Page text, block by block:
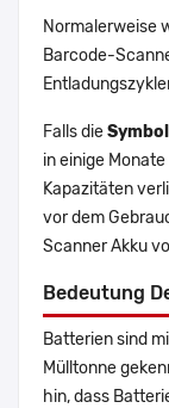
Normalerweise
Barcode-
Falls die
in einige
Kapazitäten
vor dem
Scanner Akku
Bedeutung
Batterien sind
Mülltonne
hin, dass